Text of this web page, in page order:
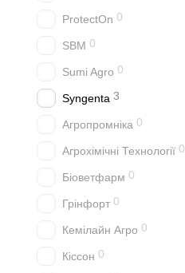
ProtectOn 0
SBM 0
Sumi Agro 0
Syngenta 3
Агропромніка 0
Агрохімічні Технології 0
Біоветфарм 0
Грінфорт 0
Кемілайн Агро 0
Кіссон 0